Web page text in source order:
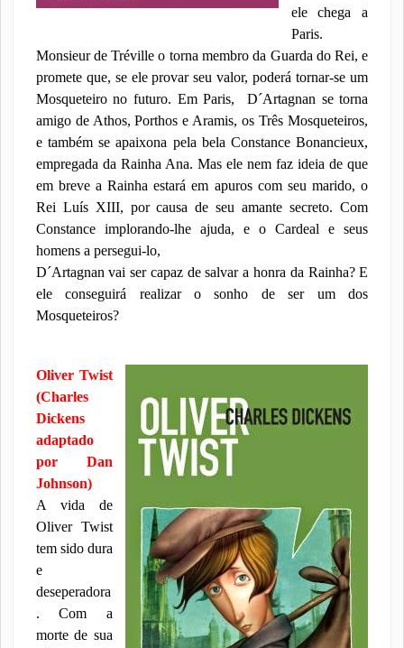
ele chega a
Paris.
Monsieur de Tréville o torna membro da Guarda do Rei, e
promete que, se ele provar seu valor, poderá tornar-se um
Mosqueteiro no futuro. Em Paris,
D´Artagnan se torna
amigo de Athos, Porthos e Aramis, os Três Mosqueteiros,
e também se apaixona pela bela Constance Bonancieux,
empregada da Rainha Ana. Mas ele nem faz ideia de que
em breve a Rainha estará em apuros com seu marido, o
Rei Luís XIII, por causa de seu amante secreto. Com
Constance implorando-lhe ajuda, e o Cardeal e seus
homens a persegui-lo,
D´Artagnan vai ser capaz de salvar a honra da Rainha? E
ele conseguirá realizar o sonho de ser um dos
Mosqueteiros?
Oliver Twist
(Charles
Dickens
adaptado
por Dan
Johnson)
A vida de
Oliver Twist
tem sido dura
e
deseperadora
. Com a
morte de sua